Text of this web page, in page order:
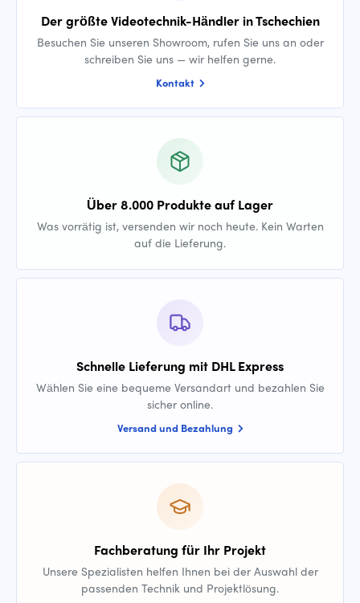
Der größte Videotechnik-Händler in Tschechien
Besuchen Sie unseren Showroom, rufen Sie uns an oder
schreiben Sie uns — wir helfen gerne.
Kontakt
Über 8.000 Produkte auf Lager
Was vorrätig ist, versenden wir noch heute. Kein Warten
auf die Lieferung.
Schnelle Lieferung mit DHL Express
Wählen Sie eine bequeme Versandart und bezahlen Sie
sicher online.
Versand und Bezahlung
Fachberatung für Ihr Projekt
Unsere Spezialisten helfen Ihnen bei der Auswahl der
passenden Technik und Projektlösung.